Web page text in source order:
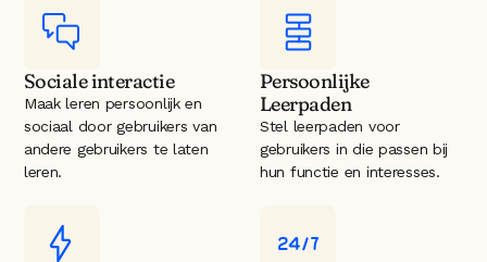
Sociale interactie
Maak leren persoonlijk en
sociaal door gebruikers van
andere gebruikers te laten
leren.
Persoonlijke
Leerpaden
Stel leerpaden voor
gebruikers in die passen bij
hun functie en interesses.